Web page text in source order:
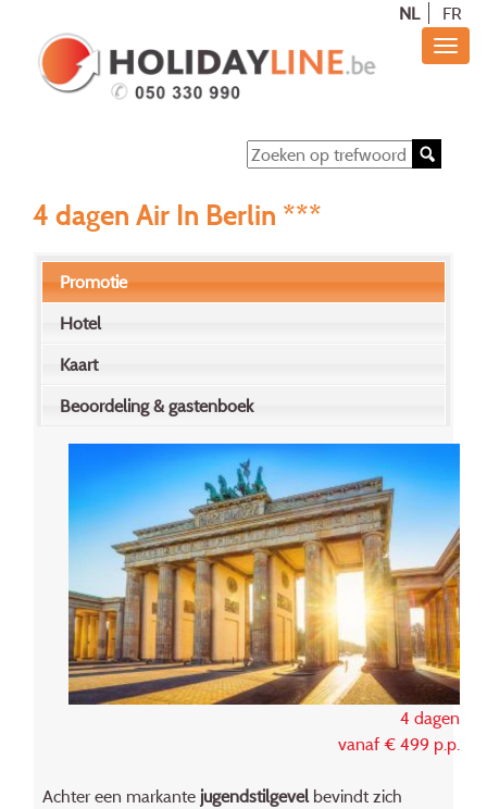
NL FR
4 dagen Air In Berlin ***
Promotie
Hotel
Kaart
Beoordeling & gastenboek
4 dagen
vanaf € 499 p.p.
Achter een markante jugendstilgevel bevindt zich